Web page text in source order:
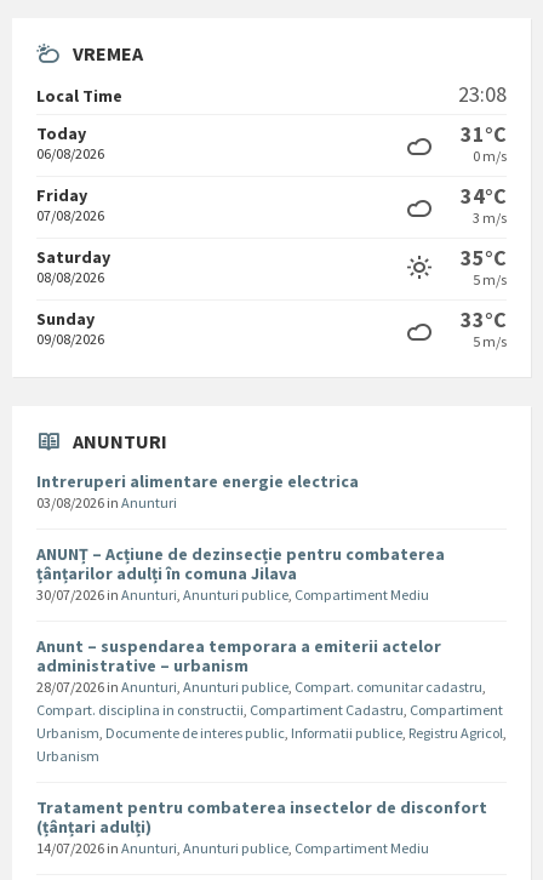
VREMEA
Local Time 23:08
Today
06/08/2026
31°C
0 m/s
Friday
07/08/2026
34°C
3 m/s
Saturday
08/08/2026
35°C
5 m/s
Sunday
09/08/2026
33°C
5 m/s
ANUNTURI
Intreruperi alimentare energie electrica
03/08/2026 in Anunturi
ANUNȚ – Acțiune de dezinsecție pentru combaterea
țânțarilor adulți în comuna Jilava
30/07/2026 in Anunturi, Anunturi publice, Compartiment Mediu
Anunt – suspendarea temporara a emiterii actelor
administrative – urbanism
28/07/2026 in Anunturi, Anunturi publice, Compart. comunitar cadastru,
Compart. disciplina in constructii, Compartiment Cadastru, Compartiment
Urbanism, Documente de interes public, Informatii publice, Registru Agricol,
Urbanism
Tratament pentru combaterea insectelor de disconfort
(țânțari adulți)
14/07/2026 in Anunturi, Anunturi publice, Compartiment Mediu